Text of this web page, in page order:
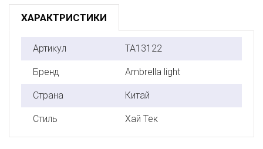
ХАРАКТРИСТИКИ
Артикул TA13122
Бренд Ambrella light
Страна Китай
Стиль Хай Тек